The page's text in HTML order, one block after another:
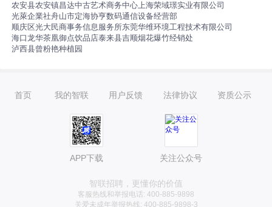
农安县农安镇昌达中古艺术商务中心上海荣域璟实业有限公司
光萊企業社舟山市定海协亨数码通信设备经营部
顺庆区光大民商事务信息服务所东莞华维环境工程技术有限公司
海口龙华茶凰御点饮品店泰来县吉顺烟花爆竹经销处
泸西县曾粉艳种植园
首页 我的智联 用户反馈 法律协议 资质公示
APP下载 关注公众号
智联招聘，更懂你的价值
客服热线和举报电话: 400-885-9898
关爱未成年举报热线: 400-885-9898-3